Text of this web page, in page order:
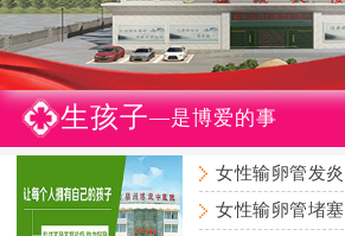
生孩子—是博爱的事
女性输卵管发
女性输卵管堵